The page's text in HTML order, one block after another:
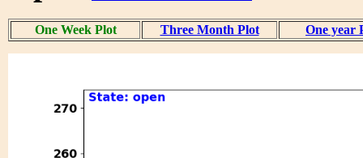
One Week Plot Three Month Plot One year